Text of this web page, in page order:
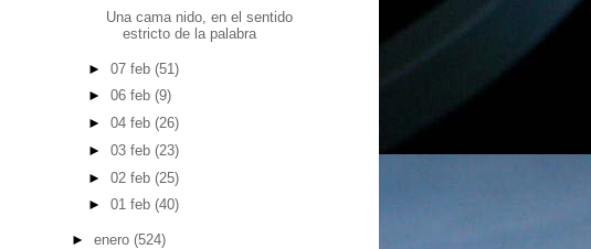
Una cama nido, en el sentido
estricto de la palabra
►07 feb(51)
►06 feb(9)
►04 feb(26)
►03 feb(23)
►02 feb(25)
►01 feb(40)
► enero (524)